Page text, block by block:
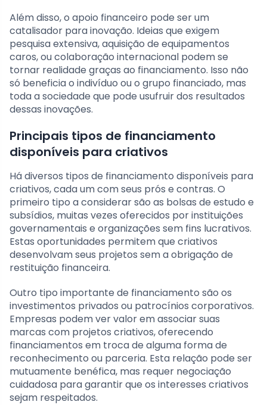
Além disso, o apoio financeiro pode ser um
catalisador para inovação. Ideias que exigem
pesquisa extensiva, aquisição de equipamentos
caros, ou colaboração internacional podem se
tornar realidade graças ao financiamento. Isso não
só beneficia o indivíduo ou o grupo financiado, mas
toda a sociedade que pode usufruir dos resultados
dessas inovações.
Principais tipos de financiamento
disponíveis para criativos
Há diversos tipos de financiamento disponíveis para
criativos, cada um com seus prós e contras. O
primeiro tipo a considerar são as bolsas de estudo e
subsídios, muitas vezes oferecidos por instituições
governamentais e organizações sem fins lucrativos.
Estas oportunidades permitem que criativos
desenvolvam seus projetos sem a obrigação de
restituição financeira.
Outro tipo importante de financiamento são os
investimentos privados ou patrocínios corporativos.
Empresas podem ver valor em associar suas
marcas com projetos criativos, oferecendo
financiamentos em troca de alguma forma de
reconhecimento ou parceria. Esta relação pode ser
mutuamente benéfica, mas requer negociação
cuidadosa para garantir que os interesses criativos
sejam respeitados.